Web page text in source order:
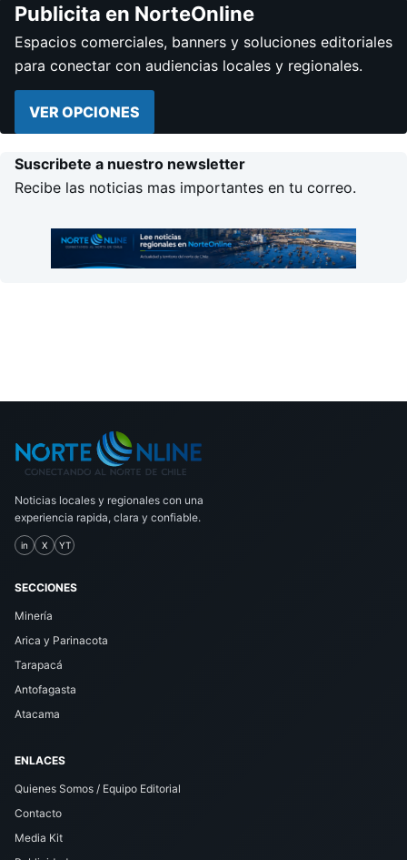
Publicita en NorteOnline
Espacios comerciales, banners y soluciones editoriales
para conectar con audiencias locales y regionales.
VER OPCIONES
Suscribete a nuestro newsletter
Recibe las noticias mas importantes en tu correo.
Noticias locales y regionales con una
experiencia rapida, clara y confiable.
in X YT
SECCIONES
Minería
Arica y Parinacota
Tarapacá
Antofagasta
Atacama
ENLACES
Quienes Somos / Equipo Editorial
Contacto
Media Kit